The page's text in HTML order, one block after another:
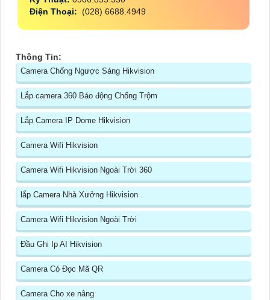
Điện Thoại: (028) 6688.4949
Thông Tin:
Camera Chống Ngược Sáng Hikvision
Lắp camera 360 Báo động Chống Trộm
Lắp Camera IP Dome Hikvision
Camera Wifi Hikvision
Camera Wifi Hikvision Ngoài Trời 360
lắp Camera Nhà Xưởng Hikvision
Camera Wifi Hikvision Ngoài Trời
Đầu Ghi Ip AI Hikvision
Camera Có Đọc Mã QR
Camera Cho xe nâng